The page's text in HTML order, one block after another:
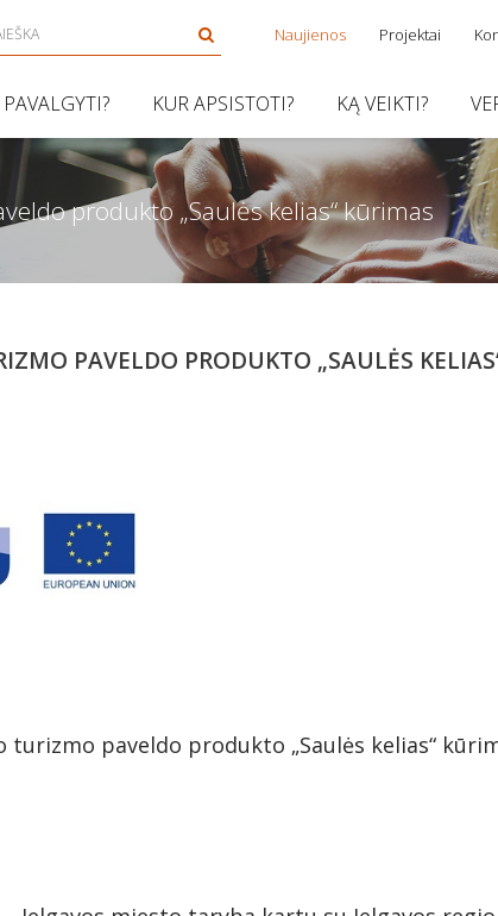
Naujienos Projektai
PAVALGYTI? KUR APSISTOTI? KĄ VEIKTI?
produkto „Saulės kelias“ kūrimas
PAVELDO PRODUKTO „SAULĖS
paveldo produkto „Saulės kelias“